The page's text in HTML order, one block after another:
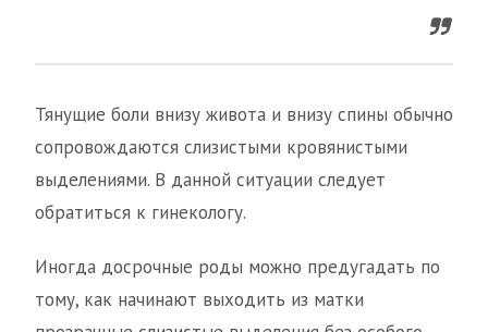
Тянущие боли внизу живота и внизу спины обычно
сопровождаются слизистыми кровянистыми
выделениями. В данной ситуации следует
обратиться к гинекологу.
Иногда досрочные роды можно предугадать по
тому, как начинают выходить из матки